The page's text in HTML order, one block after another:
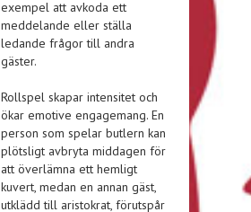
exempel att avkoda ett
meddelande eller ställa
ledande frågor till andra
gäster.
Rollspel skapar intensitet och
ökar emotive engagemang. En
person som spelar butlern kan
plötsligt avbryta middagen för
att överlämna ett hemligt
kuvert, medan en annan gäst,
utklädd till aristokrat, förutspår